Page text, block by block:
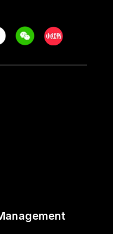
WeechatXiaohongshu/